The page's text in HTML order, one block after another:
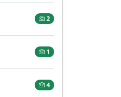
2
1
4